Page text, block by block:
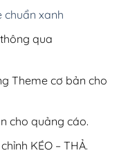
chuẩn xanh
qua
Theme cơ bản cho
cho quảng cáo.
KÉO – THẢ.